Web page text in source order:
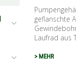
geflanschte
Laufrad aus
> MEHR